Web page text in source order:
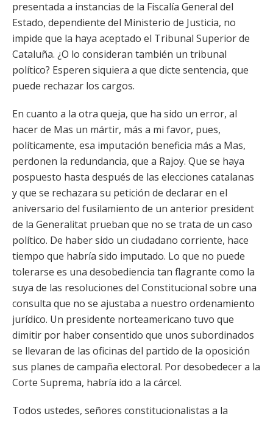
presentada a instancias de la Fiscalía General del
Estado, dependiente del Ministerio de Justicia, no
impide que la haya aceptado el Tribunal Superior de
Cataluña. ¿O lo consideran también un tribunal
político? Esperen siquiera a que dicte sentencia, que
puede rechazar los cargos.
En cuanto a la otra queja, que ha sido un error, al
hacer de Mas un mártir, más a mi favor, pues,
políticamente, esa imputación beneficia más a Mas,
perdonen la redundancia, que a Rajoy. Que se haya
pospuesto hasta después de las elecciones catalanas
y que se rechazara su petición de declarar en el
aniversario del fusilamiento de un anterior president
de la Generalitat prueban que no se trata de un caso
político. De haber sido un ciudadano corriente, hace
tiempo que habría sido imputado. Lo que no puede
tolerarse es una desobediencia tan flagrante como la
suya de las resoluciones del Constitucional sobre una
consulta que no se ajustaba a nuestro ordenamiento
jurídico. Un presidente norteamericano tuvo que
dimitir por haber consentido que unos subordinados
se llevaran de las oficinas del partido de la oposición
sus planes de campaña electoral. Por desobedecer a la
Corte Suprema, habría ido a la cárcel.
Todos ustedes, señores constitucionalistas a la